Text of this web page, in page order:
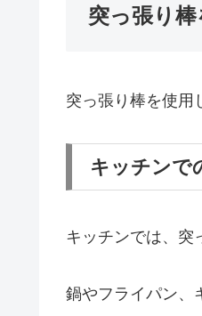
突っ張り
突っ張り棒を使用
キッチンで
キッチンでは、突
鍋やフライパン、